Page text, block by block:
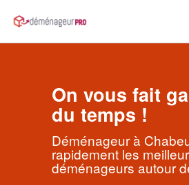
On vous fait
du temps !
Déménageur à
rapidement les
déménageurs autour